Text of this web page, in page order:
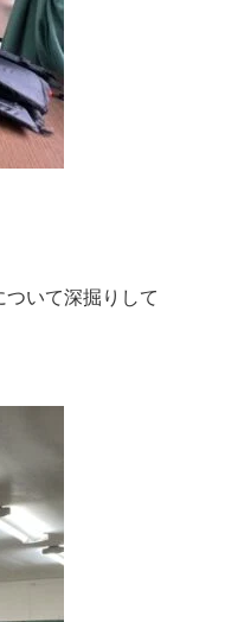
いて深掘りして